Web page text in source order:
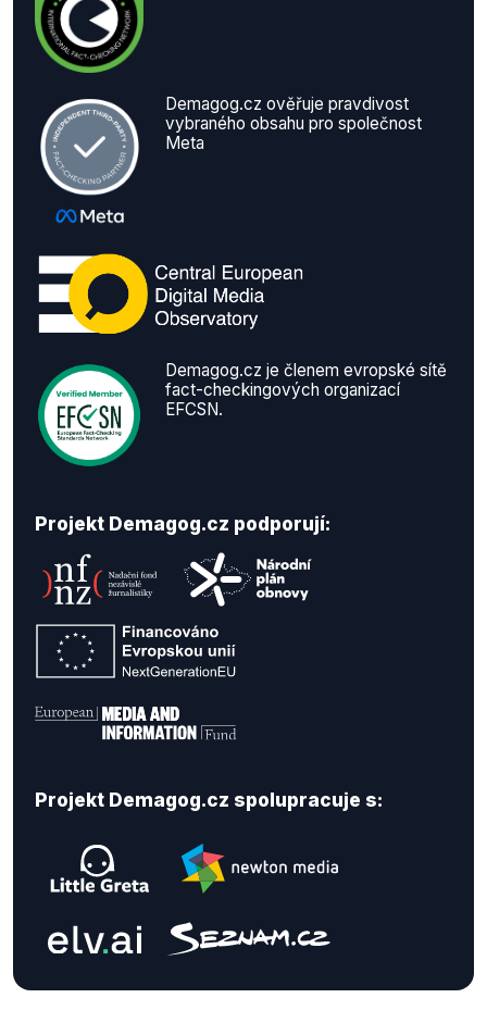
Demagog.cz ověřuje pravdivost
vybraného obsahu pro společnost
Meta
Demagog.cz je členem evropské sítě
fact-checkingových organizací
EFCSN.
Projekt Demagog.cz podporují:
Projekt Demagog.cz spolupracuje s: